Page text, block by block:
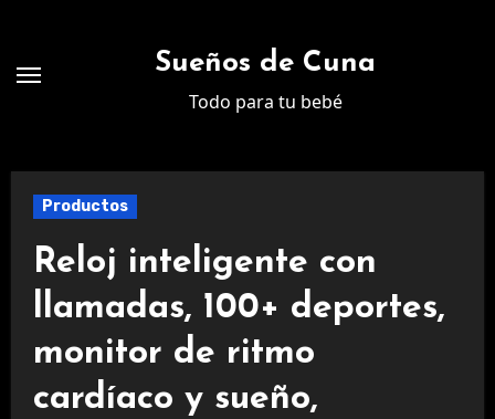
contenido
Sueños de Cuna
Todo para tu bebé
Productos
Reloj inteligente con
llamadas, 100+ deportes,
monitor de ritmo
cardíaco y sueño,